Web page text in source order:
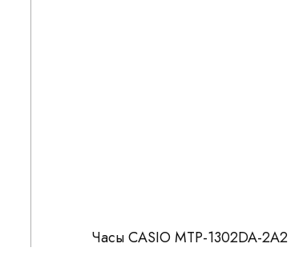
Часы CASIO MTP-1302DA-2A2